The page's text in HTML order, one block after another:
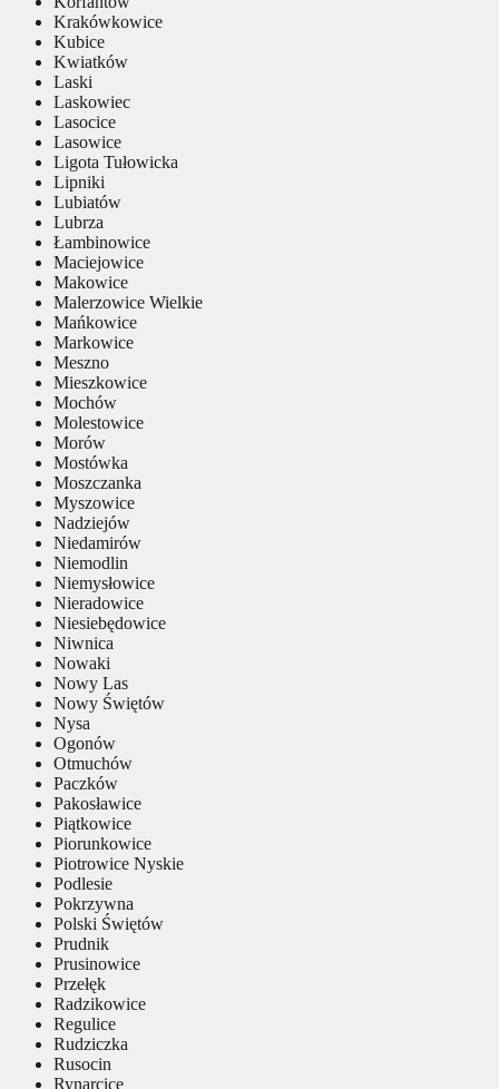
Krakówkowice
Kubice
Kwiatków
Laski
Laskowiec
Lasocice
Lasowice
Ligota Tułowicka
Lipniki
Lubiatów
Lubrza
Łambinowice
Maciejowice
Makowice
Malerzowice Wielkie
Mańkowice
Markowice
Meszno
Mieszkowice
Mochów
Molestowice
Morów
Mostówka
Moszczanka
Myszowice
Nadziejów
Niedamirów
Niemodlin
Niemysłowice
Nieradowice
Niesiebędowice
Niwnica
Nowaki
Nowy Las
Nowy Świętów
Nysa
Ogonów
Otmuchów
Paczków
Pakosławice
Piątkowice
Piorunkowice
Piotrowice Nyskie
Podlesie
Pokrzywna
Polski Świętów
Prudnik
Prusinowice
Przełęk
Radzikowice
Regulice
Rudziczka
Rusocin
Rynarcice